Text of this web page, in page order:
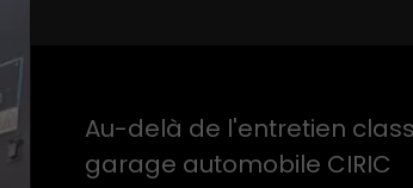
Au-delà de l'entretien
garage automobile CIRIC